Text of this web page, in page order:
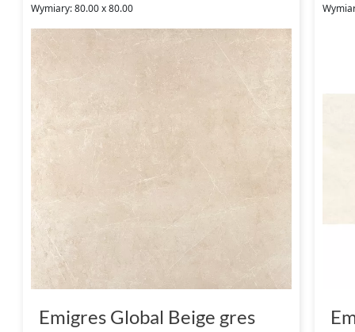
Wymiary: 80.00 x 80.00
Emigres Global Beige gres